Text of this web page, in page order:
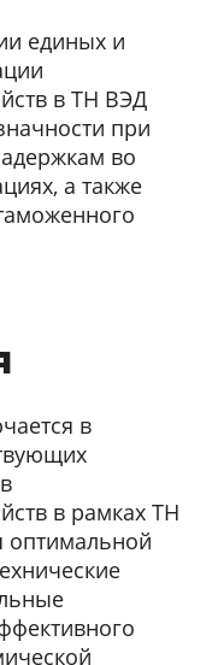
единых и
в ТН ВЭД
при
во
а также
в
в рамках ТН
оптимальной